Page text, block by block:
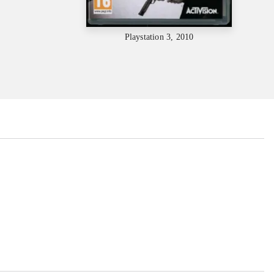
Playstation 3, 2010